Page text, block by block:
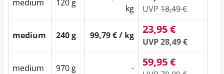
medium 120 g
kg
UVP 18,49 €
medium 240 g 99,79 € / kg 23,95 €
UVP28,49 €
medium 970 g - 59,95 €